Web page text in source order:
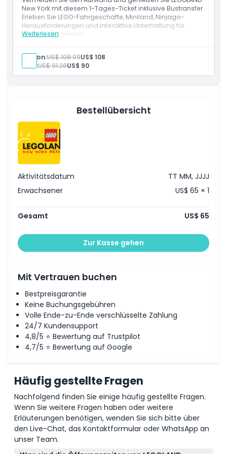
Dinge, die Sie wissen sollten
Ort
Stornierungsbedingungen
New York mit diesem 1-Tages-Ticket inklusive Bustransfer.
Erleben Sie LEGO-Fahrgeschäfte, Miniland, Ninjago-
Herausforderungen und interaktive Unterhaltung für
Kinder und Familien.
Weiterlesen
1-Tages-Parkeintritt mit Bustransfer
LEGO-Fahrgeschäfte, 4D-Kino und interaktives
Miniland
Person:US$ 108.09US$ 108
Kind:US$ 91.26US$ 90
Bestellübersicht
Aktivitätsdatum
TT MM, JJJJ
Erwachsener
US$ 65 × 1
Gesamt US$ 65
Zur Kasse gehen
Mit Vertrauen buchen
Bestpreisgarantie
Keine Buchungsgebühren
Volle Ende-zu-Ende verschlüsselte Zahlung
24/7 Kundensupport
4,8/5 ⭐ Bewertung auf Trustpilot
4,7/5 ⭐ Bewertung auf Google
Häufig gestellte Fragen
Nachfolgend finden Sie einige häufig gestellte Fragen.
Wenn Sie weitere Fragen haben oder weitere
Erläuterungen benötigen, wenden Sie sich bitte über
den Live-Chat, das Kontaktformular oder WhatsApp an
unser Team.